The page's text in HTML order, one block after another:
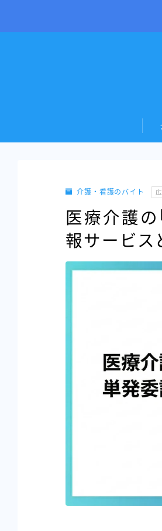
介護・看護のバイト
医療介護の
報サービス